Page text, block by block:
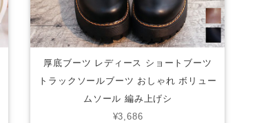
厚底ブーツ レディース ショートブーツ
トラックソールブーツ おしゃれ ボリュー
ムソール 編み上げシ
¥3,686